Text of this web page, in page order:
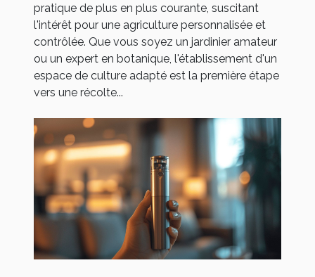
pratique de plus en plus courante, suscitant
l'intérêt pour une agriculture personnalisée et
contrôlée. Que vous soyez un jardinier amateur
ou un expert en botanique, l'établissement d'un
espace de culture adapté est la première étape
vers une récolte...